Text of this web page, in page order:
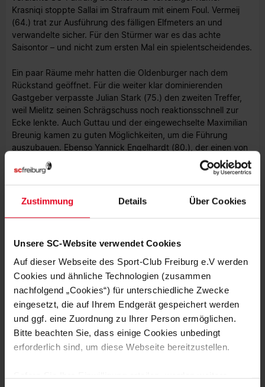
Zustimmung Details Über Cookies
Unsere SC-Website verwendet Cookies
Auf dieser Webseite des Sport-Club Freiburg e.V werden
Cookies und ähnliche Technologien (zusammen
nachfolgend „Cookies“) für unterschiedliche Zwecke
eingesetzt, die auf Ihrem Endgerät gespeichert werden
und ggf. eine Zuordnung zu Ihrer Person ermöglichen.
Bitte beachten Sie, dass einige Cookies unbedingt
erforderlich sind, um diese Webseite bereitzustellen.
Krasniqi stoppte Sallai im Strafraum mit einem Foul. Vermeij
(64.) trat zur Ausführung des fälligen Elfmeters an und
verwandelte sicher. Für den Stürmer war es das achte
Saisontor – und nicht zum ersten Mal ein spielentscheidendes.
Ein paar Räume mehr hatten die Oldenburger nach dem
Rückstand geöffnet. Für die weiter klar dominierenden
Gastgeber verpasste Julian Stark (75.) den zweiten Treffer,
weil Mielitz seinen Schrägschuss noch reaktionsschnell zur
Ecke lenkte. Auch Guttau und der eingewechselte Maximilian
Breunig kamen zu guten Möglichkeiten, um die Führung
auszubauen. Ebenso Yannick Engelhardt (80.), der einen von
Vermeij abgelegten Ball um einen Schritt verpasste, und in
den Schlussminuten noch einmal Vermeij (88.) selbst.
Nach der Partie gegen den Drittliga-Aufsteiger tritt der SC
Freiburg II am kommenden Wochenende wieder zu einem
Duell gegen einen Zweitliga-Absteiger an. Am Samstag, den
zu Gast.
Dirk Rohde
Foto: Achim Keller
STENOGRAMM
SC Freiburg II:Atubolu – Treu, Hoti, K. Schmidt, Makengo